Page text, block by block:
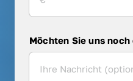
Möchten Sie uns